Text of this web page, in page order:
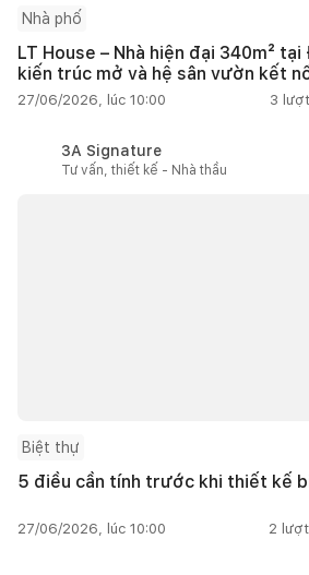
Nhà phố
LT House – Nhà hiện đại 340m²
kiến trúc mở và hệ sân vườn kết
27/06/2026, lúc 10:00 3
3A Signature
Tư vấn, thiết kế - Nhà thầu
Biệt thự
5 điều cần tính trước khi thiết kế
27/06/2026, lúc 10:00 2